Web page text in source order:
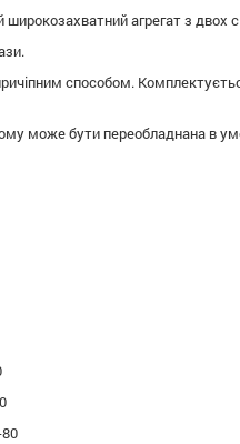
агрегат з двох
способом.
може бути переобладнана в